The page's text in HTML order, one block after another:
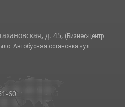
д. 45, (Бизнес-центр
Автобусная остановка «ул.
60